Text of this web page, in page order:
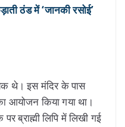
ठंड में ‘जानकी रसोई’
थे। इस मंदिर के पास
आयोजन किया गया था।
ब्राह्मी लिपि में लिखी गई